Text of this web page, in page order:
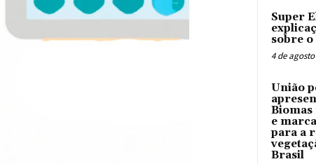
Super
sobre
4 de
União
Biomas
e
para a
Brasil